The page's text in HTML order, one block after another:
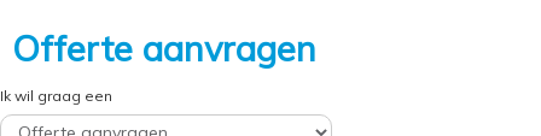
Offerte aanvragen
Ik wil graag een